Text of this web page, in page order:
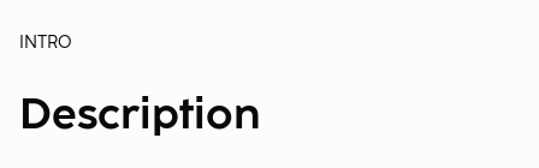
INTRO
Description